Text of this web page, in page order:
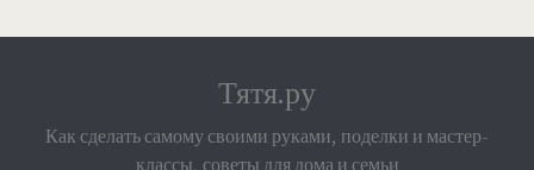
Тятя.ру
Как сделать самому своими руками, поделки и мастер-
классы, советы для дома и семьи